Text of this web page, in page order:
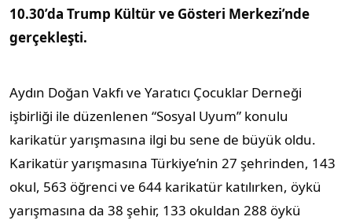
10.30’da Trump Kültür ve Gösteri Merkezi’nde
gerçekleşti.
Aydın Doğan Vakfı ve Yaratıcı Çocuklar Derneği
işbirliği ile düzenlenen “Sosyal Uyum” konulu
karikatür yarışmasına ilgi bu sene de büyük oldu.
Karikatür yarışmasına Türkiye’nin 27 şehrinden, 143
okul, 563 öğrenci ve 644 karikatür katılırken, öykü
yarışmasına da 38 şehir, 133 okuldan 288 öykü